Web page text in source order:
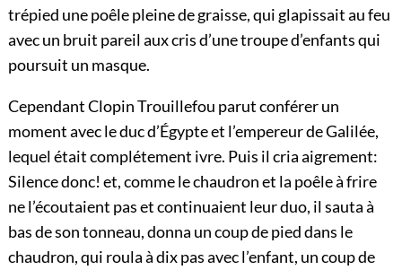
trépied une poêle pleine de graisse, qui glapissait au feu
avec un bruit pareil aux cris d’une troupe d’enfants qui
poursuit un masque.
Cependant Clopin Trouillefou parut conférer un
moment avec le duc d’Égypte et l’empereur de Galilée,
lequel était complétement ivre. Puis il cria aigrement:
Silence donc! et, comme le chaudron et la poêle à frire
ne l’écoutaient pas et continuaient leur duo, il sauta à
bas de son tonneau, donna un coup de pied dans le
chaudron, qui roula à dix pas avec l’enfant, un coup de